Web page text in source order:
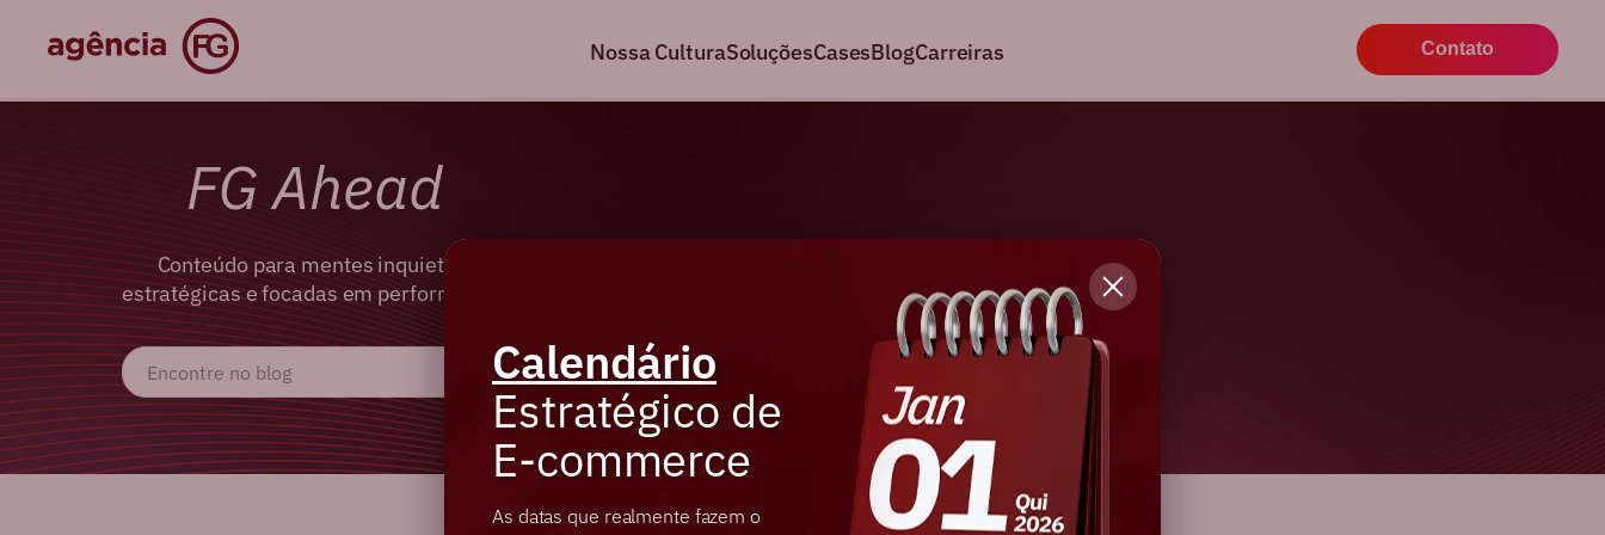
Nossa CulturaSoluçõesCasesBlogCarreiras Contato
FG Ahead
Conteúdo para mentes inquietas,
estratégicas e focadas em performance.
Calendário
Estratégico de
E-commerce
As datas que realmente fazem o